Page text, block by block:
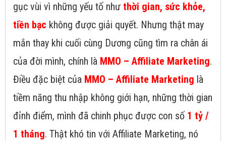
gục vùi vì những yếu tố như thời gian, sức khỏe,
tiền bạc không được giải quyết. Nhưng thật may
mắn thay khi cuối cùng Dương cũng tìm ra chân ái
của đời mình, chính là MMO – Affiliate Marketing.
Điều đặc biệt của MMO – Affiliate Marketing là
tiềm năng thu nhập không giới hạn, những thời gian
đỉnh điểm, mình đã chinh phục được con số 1 tỷ /
1 tháng. Thật khó tin với Affiliate Marketing, nó